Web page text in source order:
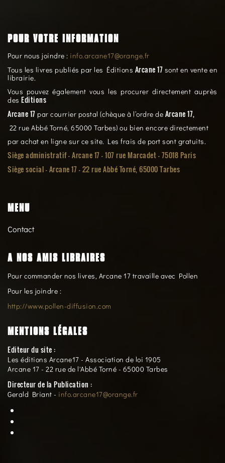
POUR VOTRE INFORMATION
Pour nous joindre : info.arcane17@orange.fr
Tous les livres publiés par les Éditions Arcane 17 sont en vente en
librairie.
Vous pouvez également vous les procurer directement auprès
des Editions
Arcane 17 par courrier postal (chèque à l’ordre de Arcane 17,
22 rue Abbé Torné, 65000 Tarbes) ou bien encore directement
par achat en ligne sur ce site. Les frais de port sont gratuits.
Siège administratif - Arcane 17 - 107 rue Marcadet - 75018 Paris
Siège social -Arcane 17 - 22 rue Abbé Torné, 65000 Tarbes
MENU
Contact
A NOS AMIS LIBRAIRES
Pour commander nos livres, Arcane 17 travaille avec Pollen
Pour les joindre :
http://www.pollen-diffusion.com
MENTIONS LÉGALES
Editeur du site :
Les éditions Arcane17 - Association de loi 1905
Arcane 17 - 22 rue de l'Abbé Torné - 65000 Tarbes
Directeur de la Publication :
Gerald Briant - info.arcane17@orange.fr